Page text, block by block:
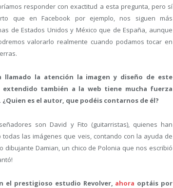
responder con exactitud a esta pregunta, pero sí
que en Facebook por ejemplo, nos siguen más
de Estados Unidos y México que de España, aunque
valorarlo realmente cuando podamos tocar en
llamado la atención la imagen y diseño de este
extendido también a la web tiene mucha fuerza
¿Quien es el autor, que podéis contarnos de él?
son David y Fito (guitarristas), quienes han
todas las imágenes que veis, contando con la ayuda de
dibujante Damian, un chico de Polonia que nos escribió
el prestigioso estudio Revolver, ahora optáis por